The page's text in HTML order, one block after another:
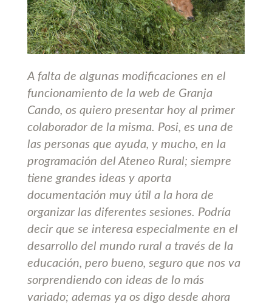
A falta de algunas modificaciones en el
funcionamiento de la web de Granja
Cando, os quiero presentar hoy al primer
colaborador de la misma. Posi, es una de
las personas que ayuda, y mucho, en la
programación del Ateneo Rural; siempre
tiene grandes ideas y aporta
documentación muy útil a la hora de
organizar las diferentes sesiones. Podría
decir que se interesa especialmente en el
desarrollo del mundo rural a través de la
educación, pero bueno, seguro que nos va
sorprendiendo con ideas de lo más
variado; ademas ya os digo desde ahora